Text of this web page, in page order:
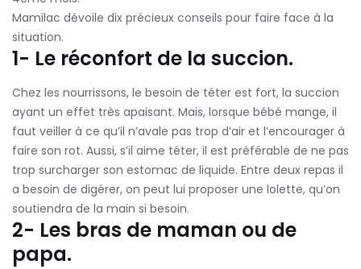
Mamilac dévoile dix précieux conseils pour faire face à la
situation.
1- Le réconfort de la succion.
Chez les nourrissons, le besoin de téter est fort, la succion
ayant un effet très apaisant. Mais, lorsque bébé mange, il
faut veiller à ce qu’il n’avale pas trop d’air et l’encourager à
faire son rot. Aussi, s’il aime téter, il est préférable de ne pas
trop surcharger son estomac de liquide. Entre deux repas il
a besoin de digérer, on peut lui proposer une lolette, qu’on
soutiendra de la main si besoin.
2- Les bras de maman ou de
papa.